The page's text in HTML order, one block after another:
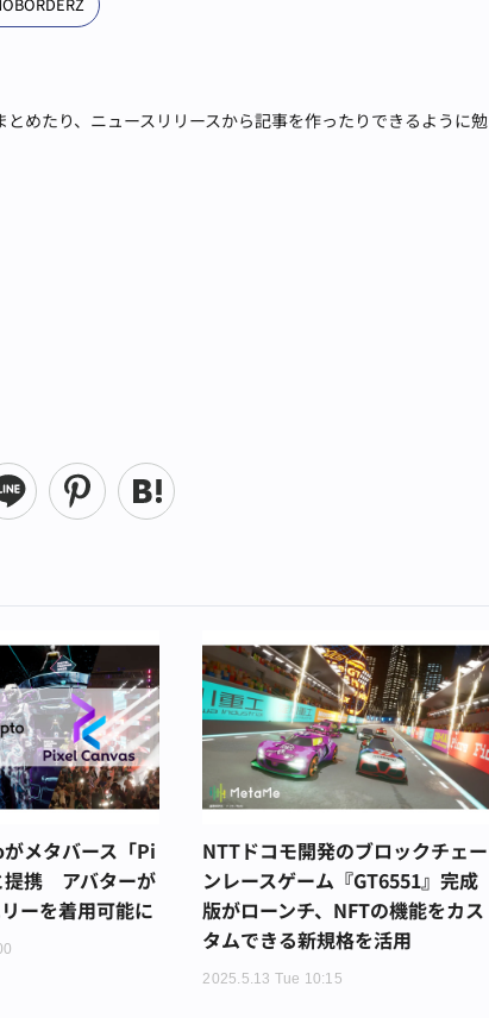
めたり、ニュースリリースから記事を作ったりできるように勉
メタバース「Pi
提携 アバターが
ーを着用可能に
NTTドコモ開発のブロックチェー
ンレースゲーム『GT6551』完成
版がローンチ、NFTの機能をカス
タムできる新規格を活用
2025.5.13 Tue 10:15